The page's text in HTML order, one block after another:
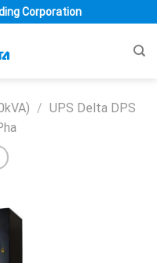
Corporation
/ UPS Delta DPS